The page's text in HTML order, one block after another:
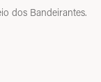
dos Bandeirantes.